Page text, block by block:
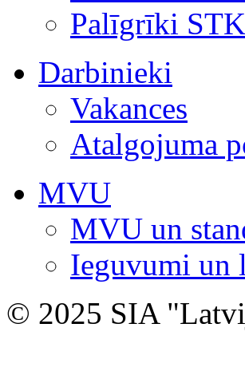
Palīgrīki
Darbinieki
Vakances
Atalgojuma
MVU
MVU un
Ieguvumi un
© 2025 SIA